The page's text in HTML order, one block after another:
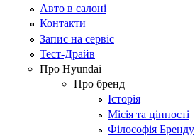
Авто в салоні
Контакти
Запис на сервіс
Тест-Драйв
Про Hyundai
Про бренд
Історія
Місія та цінності
Філософія Бренду